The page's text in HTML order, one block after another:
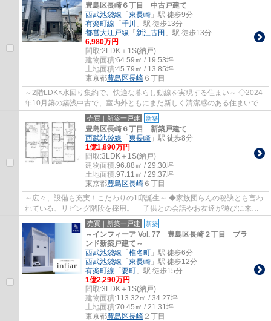
豊島区長崎６丁目 中古戸建て
西武池袋線 「東長崎 」駅 徒歩9分
有楽町線 「千川
」駅 徒歩13分
都営大江戸線 「新江古田 」駅 徒歩13分
6,980万円
間取:2LDK＋1S(納戸)
建物面積:64.59㎡ / 19.53坪
土地面積:45.79㎡ / 13.85坪
東京都豊島区長崎 ６丁目
～2階LDK×水回り集約で、快適な暮らし動線を実現する住まい～ ◇2024
年10月築の築浅中古で、室内外ともにまだ新しく清潔感のある住まいで
す。 設備も充実しており、そのまま快適にご...
売買｜新築一戸建 新築
豊島区長崎６丁目 新築戸建て
西武池袋線 「東長崎 」駅 徒歩8分
1億1,890万円
間取:3LDK＋1S(納戸)
建物面積:96.88㎡ / 29.30坪
土地面積:97.11㎡ / 29.37坪
東京都豊島区長崎 ６丁目
～広々、設備も充実！こだわりの1邸誕生～ ◆家族団らんの秘訣とも言わ
れている、リビング階段を採用。 子供との会話やお友達が遊びに来て
も、自然と挨拶を交わせるような設計です。...
売買｜新築一戸建 新築
～インフィーア Vol. 77 豊島区長崎２丁目 ブラ
ンド新築戸建て～
西武池袋線 「椎名町 」駅 徒歩6分
西武池袋線 「東長崎 」駅 徒歩12分
有楽町線 「要町 」駅 徒歩15分
1億2,290万円
間取:3LDK＋1S(納戸)
建物面積:113.32㎡ / 34.27坪
土地面積:70.45㎡ / 21.31坪
東京都豊島区長崎 ２丁目